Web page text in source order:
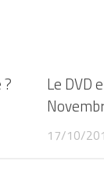
Le DVD
17/10/